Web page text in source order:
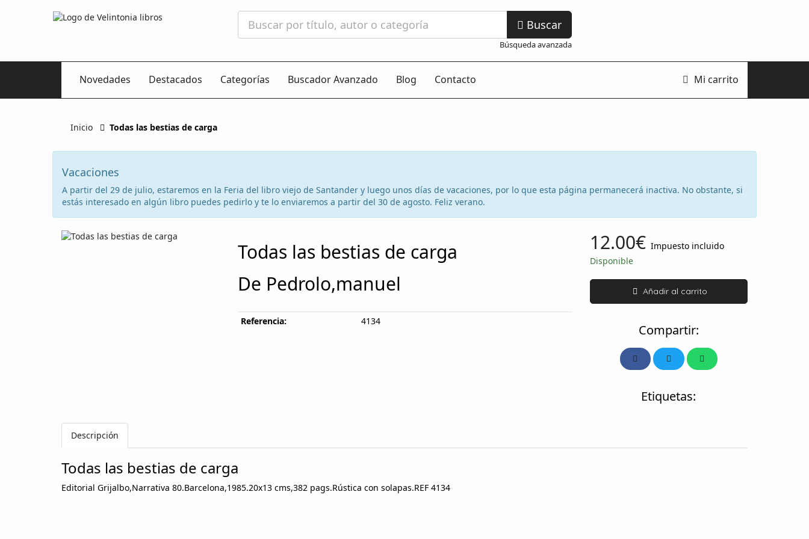
Buscar
Búsqueda avanzada
Novedades Destacados Categorías Buscador Avanzado Blog Contacto Mi carrito
Inicio Todas las bestias de carga
Vacaciones
A partir del 29 de julio, estaremos en la Feria del libro viejo de Santander y luego unos días de vacaciones, por lo que esta página permanecerá inactiva. No obstante, si
estás interesado en algún libro puedes pedirlo y te lo enviaremos a partir del 30 de agosto. Feliz verano.
Todas las bestias de carga
De Pedrolo,manuel
Referencia: 4134
12.00€ Impuesto incluido
Disponible
Añadir al carrito
Compartir:
Etiquetas:
Descripción
Todas las bestias de carga
Editorial Grijalbo,Narrativa 80.Barcelona,1985.20x13 cms,382 pags.Rústica con solapas.REF 4134